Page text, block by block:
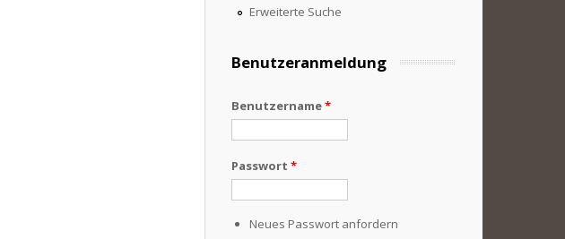
Erweiterte Suche
Benutzeranmeldung
Benutzername*
Passwort *
Neues Passwort anfordern